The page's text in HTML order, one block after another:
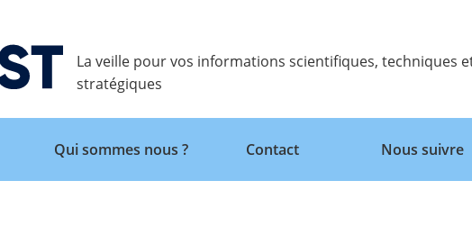
La veille pour vos informations scientifiques, techniques
stratégiques
Retour
Qui sommes nous ? Contact Nous suivre